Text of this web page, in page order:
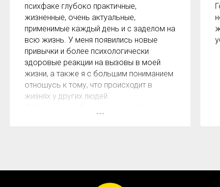
психфаке глубоко практичные,
жизненные, очень актуальные,
применимые каждый день и с заделом на
всю жизнь. У меня появились новые
привычки и более психологически
здоровые реакции на вызовы в моей
жизни, а также я с большим пониманием
отношусь к тому, что происходит в
жизнях у других людей.